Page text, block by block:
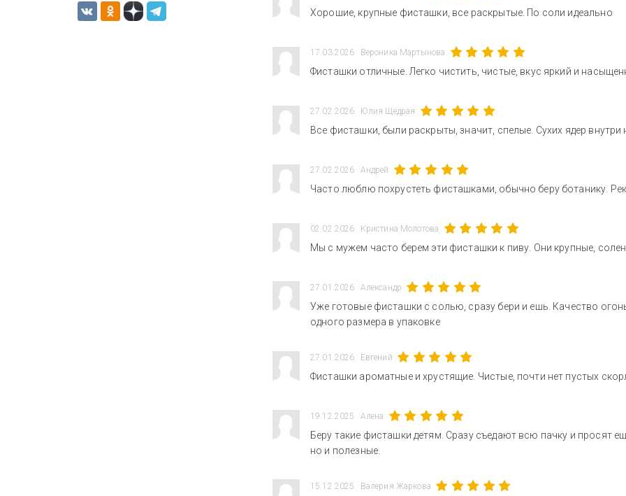
Хорошие, крупные фисташки, все раскрытые. По соли идеально
17.03.2026 Вероника Мартынова
Фисташки отличные. Легко чистить, чистые, вкус яркий и
27.02.2026 Юлия Щедрая
Все фисташки, были раскрыты, значит, спелые. Сухих ядер
27.02.2026 Андрей
Часто люблю похрустеть фисташками, обычно беру ботанику.
02.02.2026 Кристина Молотова
Мы с мужем часто берем эти фисташки к пиву. Они крупные,
27.01.2026 Александр
Уже готовые фисташки с солью, сразу бери и ешь. Качество
одного размера в упаковке
27.01.2026 Евгений
Фисташки ароматные и хрустящие. Чистые, почти нет пустых
19.12.2025 Алена
Беру такие фисташки детям. Сразу съедают всю пачку и просят
но и полезные.
15.12.2025 Валерия Жаркова